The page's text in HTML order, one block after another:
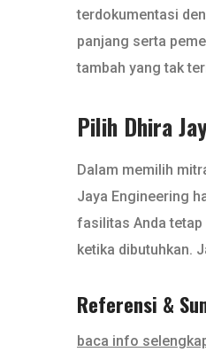
terdokumentasi
panjang serta
tambah yang tak
Pilih Dhira
Dalam memilih
Jaya Engineering
fasilitas Anda tetap
ketika dibutuhkan.
Referensi &
baca info